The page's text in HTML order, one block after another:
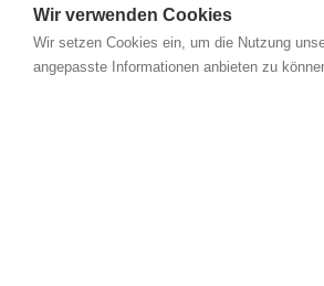
Wir verwenden Cookies
Wir setzen Cookies ein, um die Nutzung
angepasste Informationen anbieten zu